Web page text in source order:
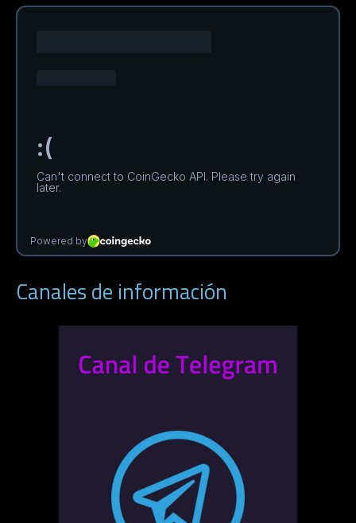
Canales de información